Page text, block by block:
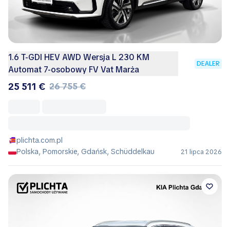
1.6 T-GDI HEV AWD Wersja L 230 KM
Automat 7-osobowy FV Vat Marża
DEALER
25 511 € 26 755 €
plichta.com.pl
Polska, Pomorskie, Gdańsk, Schüddelkau
21 lipca 2026